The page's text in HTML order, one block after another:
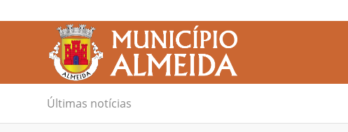
Últimas notícias